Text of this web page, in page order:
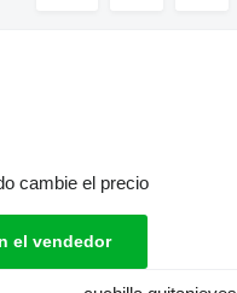
cambie el precio
el vendedor